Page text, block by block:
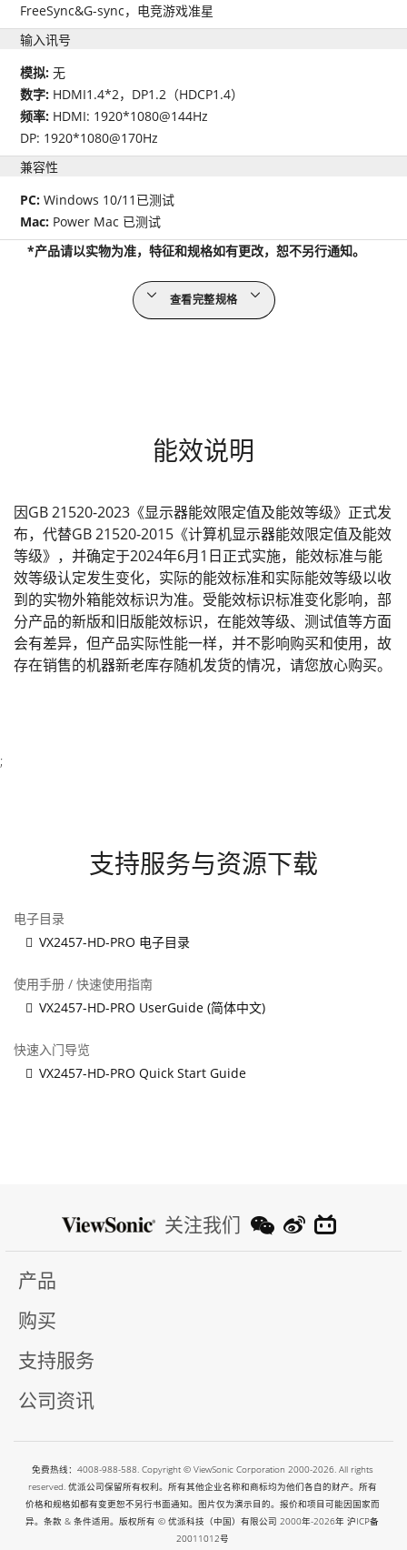
FreeSync&G-sync，电竞游戏准星
输入讯号
模拟:无
数字: HDMI1.4*2，DP1.2（HDCP1.4）
频率: HDMI: 1920*1080@144Hz
DP: 1920*1080@170Hz
兼容性
PC:Windows 10/11已测试
Mac: Power Mac 已测试
*产品请以实物为准，特征和规格如有更改，恕不另行通知。
查看完整规格
能效说明
因GB 21520-2023《显示器能效限定值及能效等级》正式发
布，代替GB 21520-2015《计算机显示器能效限定值及能效
等级》，并确定于2024年6月1日正式实施，能效标准与能
效等级认定发生变化，实际的能效标准和实际能效等级以收
到的实物外箱能效标识为准。受能效标识标准变化影响，部
分产品的新版和旧版能效标识，在能效等级、测试值等方面
会有差异，但产品实际性能一样，并不影响购买和使用，故
存在销售的机器新老库存随机发货的情况，请您放心购买。
;
支持服务与资源下载
电子目录
VX2457-HD-PRO 电子目录
使用手册 / 快速使用指南
VX2457-HD-PRO UserGuide (简体中文)
快速入门导览
VX2457-HD-PRO Quick Start Guide
关注我们
产品
购买
支持服务
公司资讯
免费热线：4008-988-588. Copyright © ViewSonic Corporation 2000-2026. All rights
reserved. 优派公司保留所有权利。所有其他企业名称和商标均为他们各自的财产。所有
价格和规格如都有变更恕不另行书面通知。图片仅为演示目的。报价和项目可能因国家而
异。条款 & 条件适用。版权所有 © 优派科技（中国）有限公司 2000年-2026年沪ICP备
20011012号